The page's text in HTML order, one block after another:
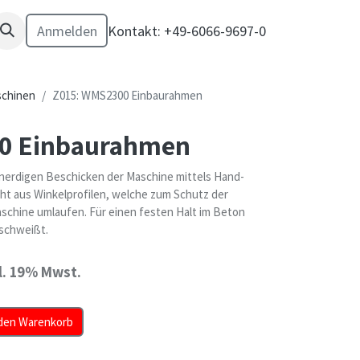
Anmelden Kontakt: +49-6066-9697-0
Z015: WMS2300 Einbaurahmen
Einbaurahmen
Beschicken der Maschine mittels Hand-
aus Winkelprofilen, welche zum Schutz der
umlaufen. Für einen festen Halt im Beton
19% Mwst.
Warenkorb